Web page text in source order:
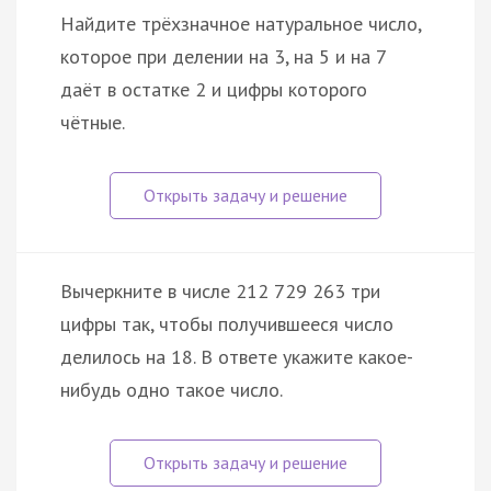
Найдите трёхзначное натуральное число,
которое при делении на 3, на 5 и на 7
даёт в остатке 2 и цифры которого
чётные.
Вычеркните в числе 212 729 263 три
цифры так, чтобы получившееся число
делилось на 18. В ответе укажите какое-
нибудь одно такое число.